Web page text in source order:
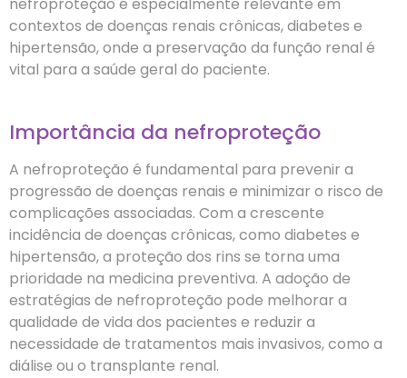
contextos de doenças renais crônicas, diabetes e
hipertensão, onde a preservação da função renal é
vital para a saúde geral do paciente.
Importância da nefroproteção
A nefroproteção é fundamental para prevenir a
progressão de doenças renais e minimizar o risco de
complicações associadas. Com a crescente
incidência de doenças crônicas, como diabetes e
hipertensão, a proteção dos rins se torna uma
prioridade na medicina preventiva. A adoção de
estratégias de nefroproteção pode melhorar a
qualidade de vida dos pacientes e reduzir a
necessidade de tratamentos mais invasivos, como a
diálise ou o transplante renal.